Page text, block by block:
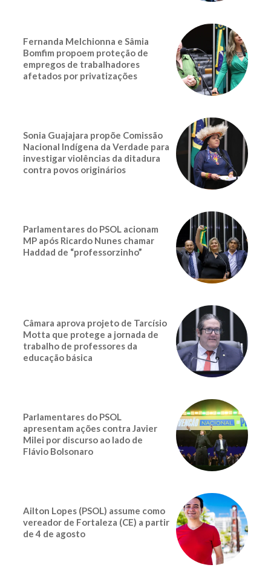
Fernanda Melchionna e Sâmia
Bomfim propoem proteção de
empregos de trabalhadores
afetados por privatizações
Sonia Guajajara propõe Comissão
Nacional Indígena da Verdade para
investigar violências da ditadura
contra povos originários
Parlamentares do PSOL acionam
MP após Ricardo Nunes chamar
Haddad de “professorzinho”
Câmara aprova projeto de Tarcísio
Motta que protege a jornada de
trabalho de professores da
educação básica
Parlamentares do PSOL
apresentam ações contra Javier
Milei por discurso ao lado de
Flávio Bolsonaro
Ailton Lopes (PSOL) assume como
vereador de Fortaleza (CE) a partir
de 4 de agosto